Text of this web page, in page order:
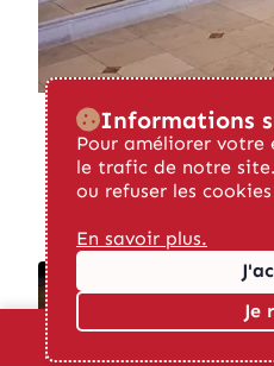
menu
Menu
search
Voir
Informations
Pour améliorer votre
le trafic de notre
ou refuser les
En savoir plus.
Je